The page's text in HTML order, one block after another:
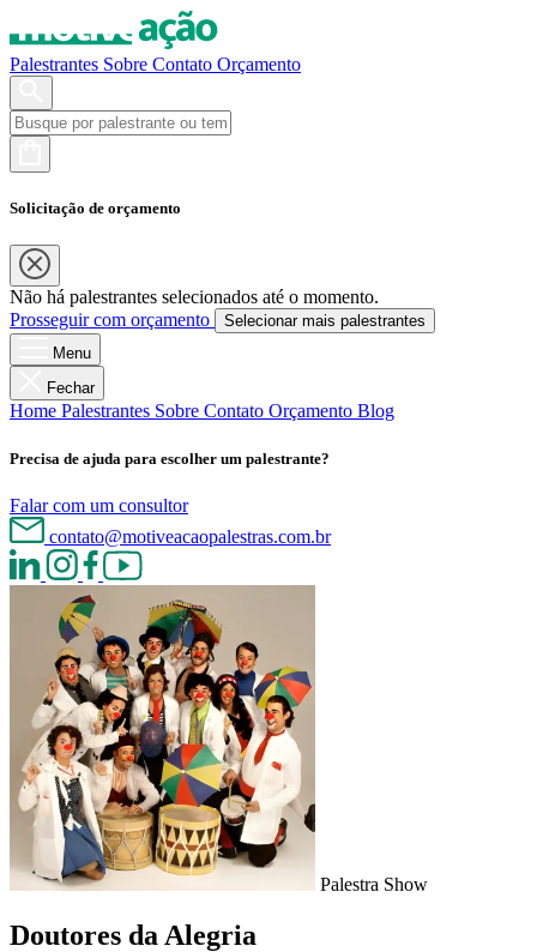
Palestrantes Sobre Contato Orçamento
Solicitação de orçamento
Não há palestrantes selecionados até o momento.
Prosseguir com orçamento
Selecionar mais palestrantes
Menu
Fechar
Home Palestrantes Sobre Contato Orçamento Blog
Precisa de ajuda para escolher um palestrante?
Falar com um consultor
contato@motiveacaopalestras.com.br
Palestra Show
Doutores da Alegria